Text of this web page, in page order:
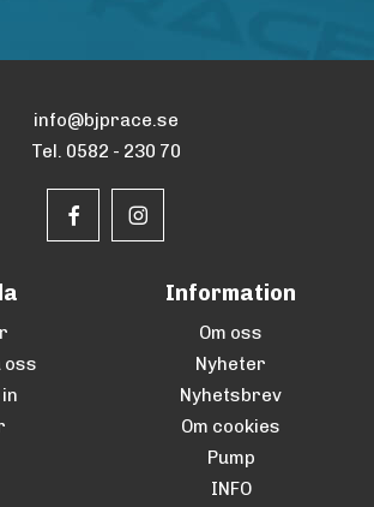
info@bjprace.se
Tel. 0582 - 230 70
oss
Information
Om oss
Nyheter
Nyhetsbrev
Om cookies
Pump
INFO